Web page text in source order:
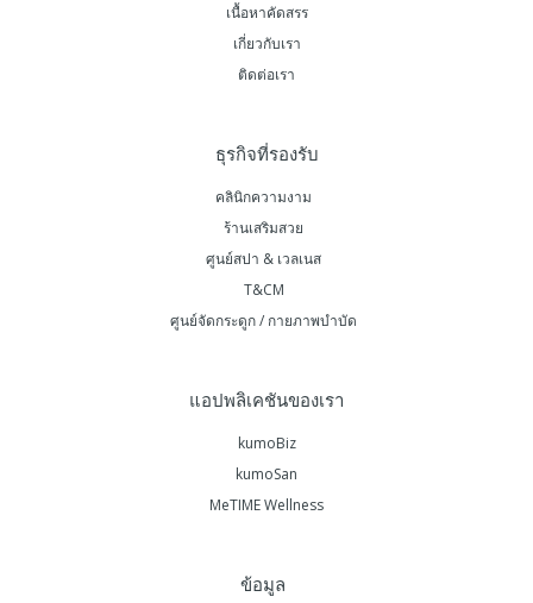
เนื้อหาคัดสรร
เกี่ยวกับเรา
ติดต่อเรา
ธุรกิจที่รองรับ
คลินิกความงาม
ร้านเสริมสวย
ศูนย์สปา & เวลเนส
T&CM
ศูนย์จัดกระดูก / กายภาพบำบัด
แอปพลิเคชันของเรา
kumoBiz
kumoSan
MeTIME Wellness
ข้อมูล